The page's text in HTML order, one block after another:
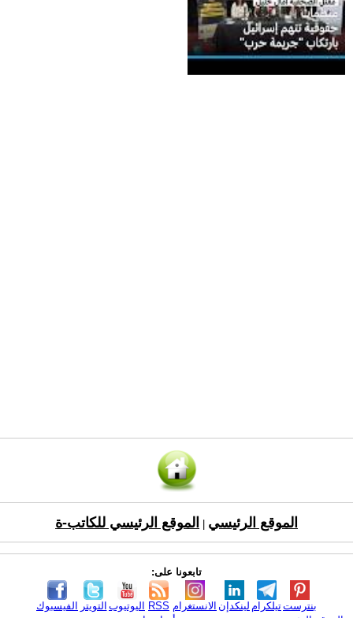
الموقع الرئيسي الموقع الرئيسي للكاتب-ة
تابعونا على:
الفيسبوك التويتر اليوتيوب RSS الانستغرام لينكدإن تيلكرامبنترست